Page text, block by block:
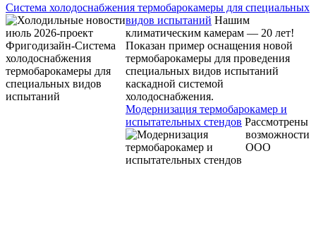
Система холодоснабжения термобарокамеры для специальных
видов испытаний Нашим
климатическим камерам — 20 лет!
Показан пример оснащения новой
термобарокамеры для проведения
специальных видов испытаний
каскадной системой
холодоснабжения.
Модернизация термобарокамер и
испытательных стендов Рассмотрены
возможности
ООО